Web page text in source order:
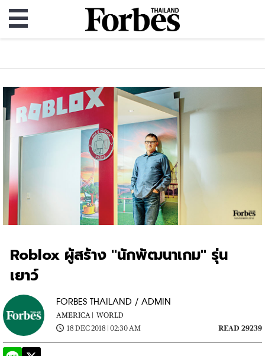
Roblox ผู้สร้าง "นักพัฒนาเกม" รุ่น
เยาว์
FORBES THAILAND / ADMIN
AMERICA | WORLD
18 DEC 2018 | 02:30 AM
READ 29239